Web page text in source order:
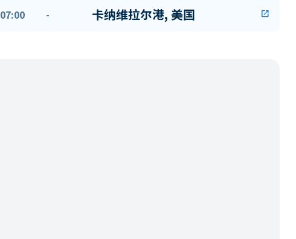
07:00 - 卡纳维拉尔港, 美国 open_in_new